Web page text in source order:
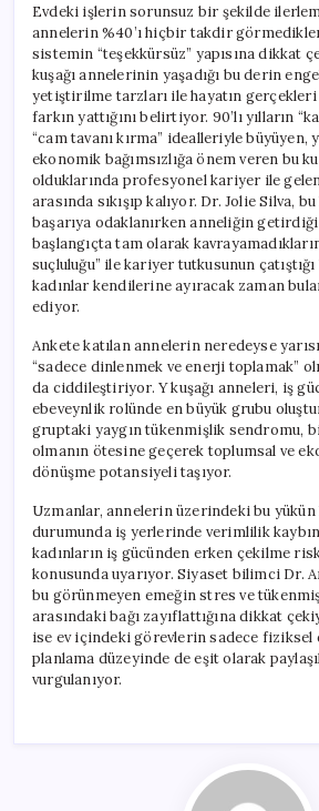
Evdeki işlerin sorunsuz bir şekilde
annelerin %40’ı hiçbir takdir
sistemin “teşekkürsüz” yapısına dikkat
kuşağı annelerinin yaşadığı bu derin
yetiştirilme tarzları ile hayatın gerçekleri
farkın yattığını belirtiyor. 90’lı yılların
“cam tavanı kırma” idealleriyle büyüyen,
ekonomik bağımsızlığa önem veren bu
olduklarında profesyonel kariyer ile
arasında sıkışıp kalıyor. Dr. Jolie Silva,
başarıya odaklanırken anneliğin
başlangıçta tam olarak
suçluluğu” ile kariyer tutkusunun
kadınlar kendilerine ayıracak zaman
ediyor.
Ankete katılan annelerin neredeyse
“sadece dinlenmek ve enerji toplamak”
da ciddileştiriyor. Y kuşağı anneleri, iş
ebeveynlik rolünde en büyük grubu
gruptaki yaygın tükenmişlik sendromu,
olmanın ötesine geçerek toplumsal ve
dönüşme potansiyeli taşıyor.
Uzmanlar, annelerin üzerindeki bu
durumunda iş yerlerinde verimlilik
kadınların iş gücünden erken çekilme
konusunda uyarıyor. Siyaset bilimci Dr.
bu görünmeyen emeğin stres ve
arasındaki bağı zayıflattığına dikkat
ise ev içindeki görevlerin sadece fiziksel
planlama düzeyinde de eşit olarak
vurgulanıyor.